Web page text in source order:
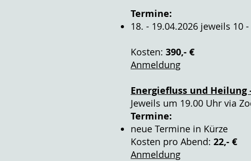
Termine:
18. - 19.04.2026 jeweils 10
Kosten: 390,- €
Anmeldung
Energiefluss und Heilung
Jeweils um 19.00 Uhr via
Termine:
neue Termine in Kürze
Kosten pro Abend: 22,- €
Anmeldung